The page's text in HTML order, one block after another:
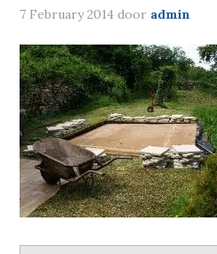
7 February 2014 door admin